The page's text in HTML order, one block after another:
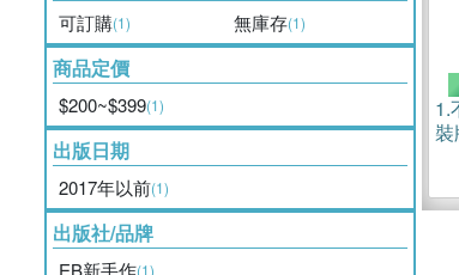
可訂購(1) 無庫存(1)
商品定價
$200~$399(1)
出版日期
2017年以前(1)
出版社/品牌
EB新手作(1)
1.
裝